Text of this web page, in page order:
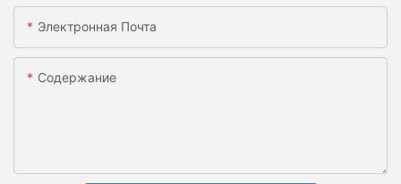
Электронная Почта
Содержание